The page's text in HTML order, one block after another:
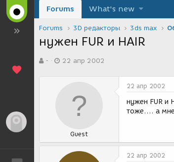
Forums What's new
Forums 3D редакторы 3ds max
нужен FUR и HAIR
в-
а
и
22 апр 2002
Guest
22 апр 2002
нужен FUR и
тоже.... а
22 апр 2002